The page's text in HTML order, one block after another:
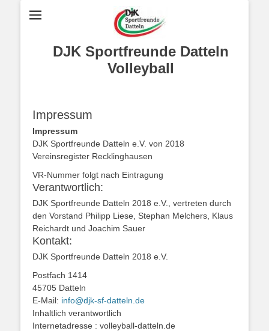
DJK Sportfreunde Datteln
Volleyball
Impressum
Impressum
DJK Sportfreunde Datteln e.V. von 2018
Vereinsregister Recklinghausen
VR-Nummer folgt nach Eintragung
Verantwortlich:
DJK Sportfreunde Datteln 2018 e.V., vertreten durch
den Vorstand Philipp Liese, Stephan Melchers, Klaus
Reichardt und Joachim Sauer
Kontakt:
DJK Sportfreunde Datteln 2018 e.V.
Postfach 1414
45705 Datteln
E-Mail: info@djk-sf-datteln.de
Inhaltlich verantwortlich
Internetadresse : volleyball-datteln.de